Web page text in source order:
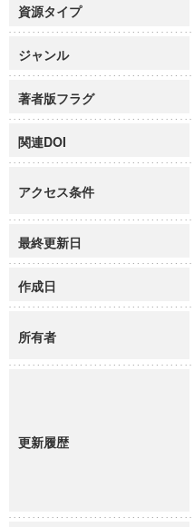
資源タイプ
ジャンル
著者版フラグ
関連DOI
アクセス条件
最終更新日
作成日
所有者
更新履歴